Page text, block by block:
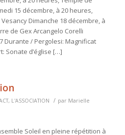
15 décembre, à 20 heures,
Dimanche 18 décembre, à
de Gex Arcangelo Corelli
Durante / Pergolesi: Magnificat
Sonate d’église […]
, L'ASSOCIATION / par Marielle
Soleil en pleine répétition à